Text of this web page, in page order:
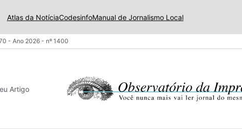
Atlas da NotíciaCodesinfoManual de Jornalismo Local
- Ano 2026 - nº 1400
Artigo